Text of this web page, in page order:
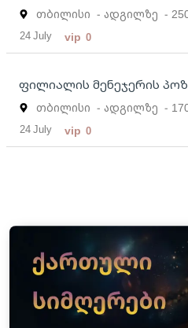
თბილისი - ადგილზე -
24 July vip 0
ფილიალის მენეჯერის
თბილისი - ადგილზე -
24 July vip 0